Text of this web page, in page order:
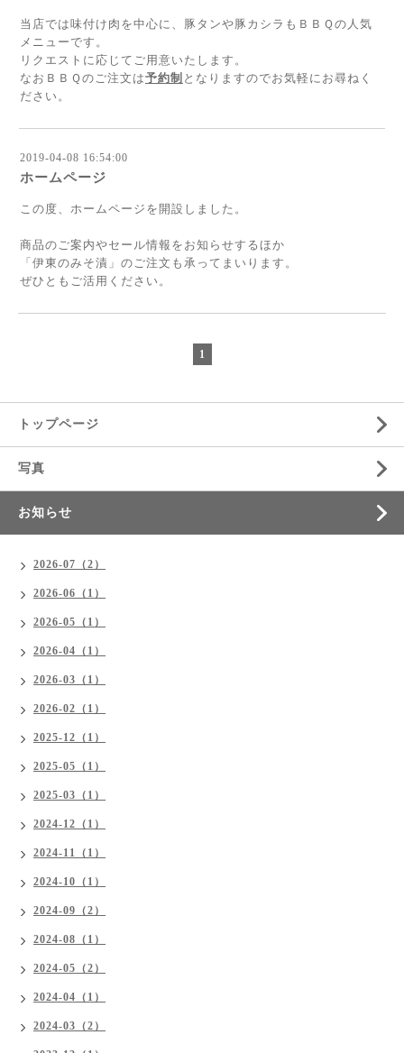
当店では味付け肉を中心に、豚タンや豚カシラもＢＢＱの人気
メニューです。
リクエストに応じてご用意いたします。
なおＢＢＱのご注文は予約制 となりますのでお気軽にお尋ねく
ださい。
2019-04-08 16:54:00
ホームページ
この度、ホームページを開設しました。
商品のご案内やセール情報をお知らせするほか
「伊東のみそ漬」のご注文も承ってまいります。
ぜひともご活用ください。
1
トップページ
写真
お知らせ
2026-07（2）
2026-06（1）
2026-05（1）
2026-04（1）
2026-03（1）
2026-02（1）
2025-12（1）
2025-05（1）
2025-03（1）
2024-12（1）
2024-11（1）
2024-10（1）
2024-09（2）
2024-08（1）
2024-05（2）
2024-04（1）
2024-03（2）